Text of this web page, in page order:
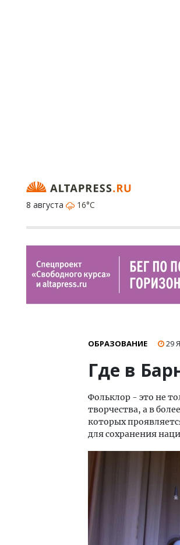
8 августа
16°C
ОБРАЗОВАНИЕ 29
Где в
Фольклор - это не
творчества, а в
которых
для сохранения